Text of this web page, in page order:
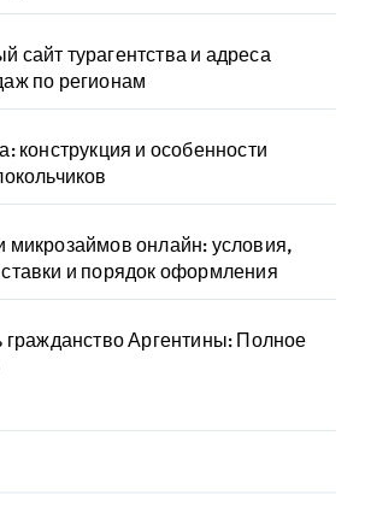
сайт турагентства и адреса
по регионам
конструкция и особенности
микрозаймов онлайн: условия,
и порядок оформления
гражданство Аргентины: Полное